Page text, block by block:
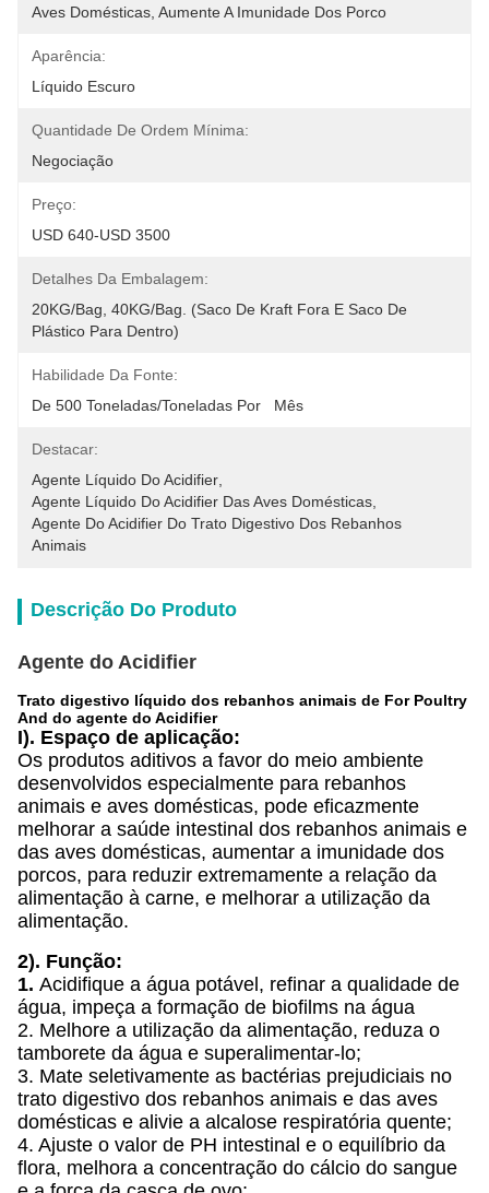
Aves Domésticas, Aumente A Imunidade Dos Porco
Aparência:
Líquido Escuro
Quantidade De Ordem Mínima:
Negociação
Preço:
USD 640-USD 3500
Detalhes Da Embalagem:
20KG/Bag, 40KG/Bag. (Saco De Kraft Fora E Saco De
Plástico Para Dentro)
Habilidade Da Fonte:
De 500 Toneladas/toneladas Por   Mês
Destacar:
Agente Líquido Do Acidifier
Agente Líquido Do Acidifier Das Aves Domésticas
Agente Do Acidifier Do Trato Digestivo Dos Rebanhos
Animais
Descrição Do Produto
Agente do Acidifier
Trato digestivo líquido dos rebanhos animais de For Poultry
And do agente do Acidifier
I). Espaço de aplicação:
Os produtos aditivos a favor do meio ambiente
desenvolvidos especialmente para rebanhos
animais e aves domésticas, pode eficazmente
melhorar a saúde intestinal dos rebanhos animais e
das aves domésticas, aumentar a imunidade dos
porcos, para reduzir extremamente a relação da
alimentação à carne, e melhorar a utilização da
alimentação.
2). Função:
1. Acidifique a água potável, refinar a qualidade de
água, impeça a formação de biofilms na água
2. Melhore a utilização da alimentação, reduza o
tamborete da água e superalimentar-lo;
3. Mate seletivamente as bactérias prejudiciais no
trato digestivo dos rebanhos animais e das aves
domésticas e alivie a alcalose respiratória quente;
4. Ajuste o valor de PH intestinal e o equilíbrio da
flora, melhora a concentração do cálcio do sangue